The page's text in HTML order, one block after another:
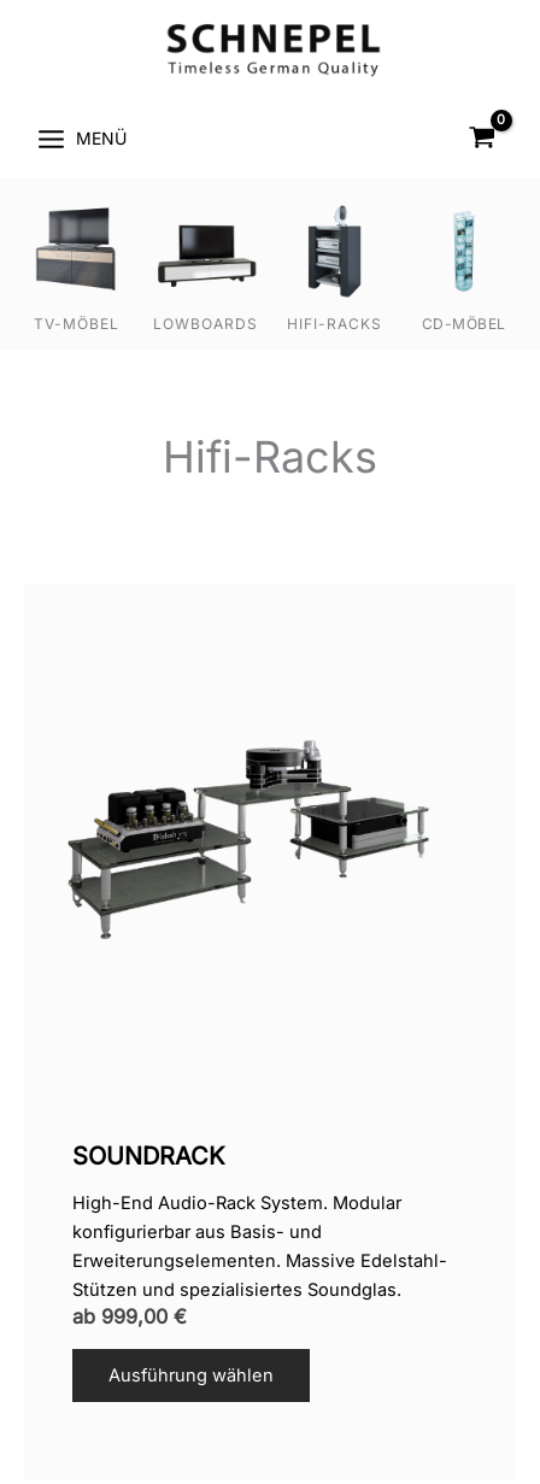
MENÜ
TV-MÖBEL LOWBOARDS HIFI-RACKS CD-MÖBEL
Hifi-Racks
SOUNDRACK
High-End Audio-Rack System. Modular
konfigurierbar aus Basis- und
Erweiterungselementen. Massive Edelstahl-
Stützen und spezialisiertes Soundglas.
ab 999,00 €
Ausführung wählen